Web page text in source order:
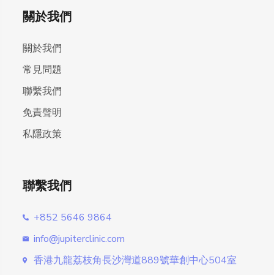
關於我們
關於我們
常見問題
聯繫我們
免責聲明
私隱政策
聯繫我們
+852 5646 9864
info@jupiterclinic.com
香港九龍荔枝角長沙灣道889號華創中心504室